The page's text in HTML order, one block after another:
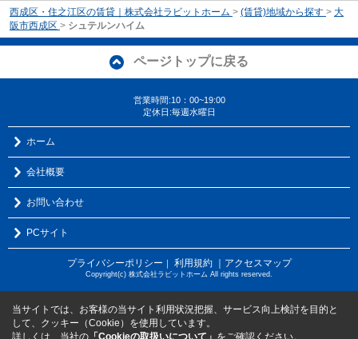
西成区・住之江区の賃貸｜株式会社ラビットホーム > (賃貸)地域から探す > 大
阪市西成区 > シュテルンハイム
ページトップに戻る
営業時間:10：00~19:00
定休日:毎週水曜日
ホーム
会社概要
お問い合わせ
PCサイト
プライバシーポリシー 利用規約 ｜アクセスマップ
Copyright(c) 株式会社ラビットホーム All rights reserved.
当サイトでは、お客様の当サイト利用状況把握、サービス向上検討を目的と
して、クッキー（Cookie）を使用しています。
詳しくは、当社の 「Cookieの取扱いについて」 をご確認ください。